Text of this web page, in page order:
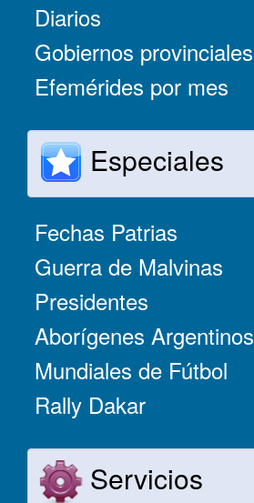
Diarios
Gobiernos provinciales
Efemérides por mes
Especiales
Fechas Patrias
Guerra de Malvinas
Presidentes
Aborígenes Argentinos
Mundiales de Fútbol
Rally Dakar
Servicios